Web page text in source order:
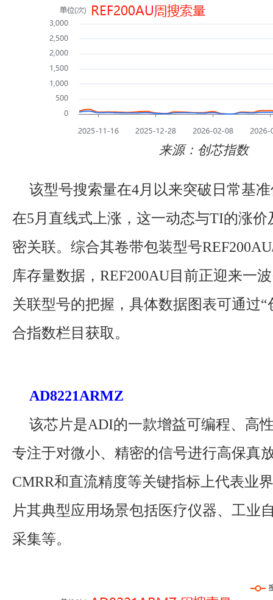
来源：创芯指数
该型号搜索量在4月以来突破日常基
在5月直线式上涨，这一动态与TI的涨价
密关联。综合其卷带包装型号
库存量数据，REF200AU目前正迎来一
关联型号的把握，具体数据图表可通过“
合指数栏目获取。
AD8221ARMZ
该芯片是ADI的一款增益可编程、高
专注于对微小、精密的信号进行高保真
CMRR和直流精度等关键指标上代表业
片其典型应用场景包括医疗仪器、工业
采集等。